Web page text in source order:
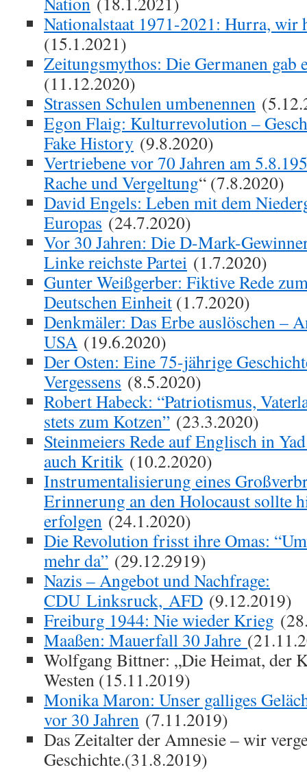
Nationalstaat 1971-2021: Hurra, wir
(15.1.2021)
Zeitungsmythos: Die Germanen gab
(11.12.2020)
Strassen Schulen umbenennen
Egon Flaig: Kulturrevolution –
Fake History (9.8.2020)
Vertriebene vor 70 Jahren am
Rache und Vergeltung“ (7.8.2020)
David Engels: Leben mit dem
Europas (24.7.2020)
Vor 30 Jahren: Die D-Mark-
Linke reichste Partei (1.7.2020)
Gunter Weißgerber: Fiktive Rede
Deutschen Einheit (1.7.2020)
Denkmäler: Das Erbe auslöschen –
USA (19.6.2020)
Der Osten: Eine 75-jährige
Vergessens (8.5.2020)
Robert Habeck: “Patriotismus,
stets zum Kotzen” (23.3.2020)
Steinmeiers Rede auf Englisch in
auch Kritik (10.2.2020)
Instrumentalisierung eines
Erinnerung an den Holocaust sollte
erfolgen (24.1.2020)
Die Revolution frisst ihre Omas:
mehr da” (29.12.2919)
Nazis – Angebot und Nachfrage:
CDU Linksruck, AFD (9.12.2019)
Freiburg 1944: Nie wieder Krieg
Maaßen: Mauerfall 30 Jahre
Wolfgang Bittner: „Die Heimat, der
Westen (15.11.2019)
Monika Maron: Unser galliges
vor 30 Jahren (7.11.2019)
Das Zeitalter der Amnesie – wir
Geschichte.(31.8.2019)